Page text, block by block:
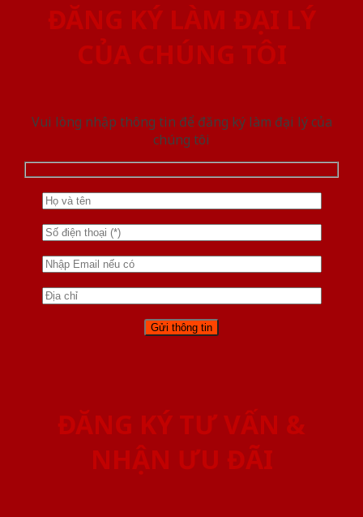
ĐĂNG KÝ LÀM ĐẠI LÝ
CỦA CHÚNG TÔI
Vui lòng nhập thông tin để đăng ký làm đại lý của
chúng tôi
ĐĂNG KÝ TƯ VẤN &
NHẬN ƯU ĐÃI